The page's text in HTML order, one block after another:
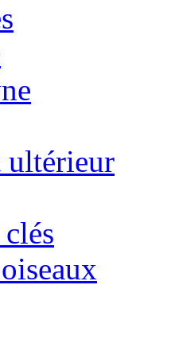
ultérieur